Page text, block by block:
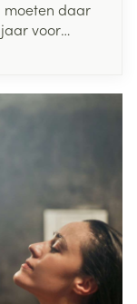
moeten daar
voor
heeft met
heeft
minister
we levens